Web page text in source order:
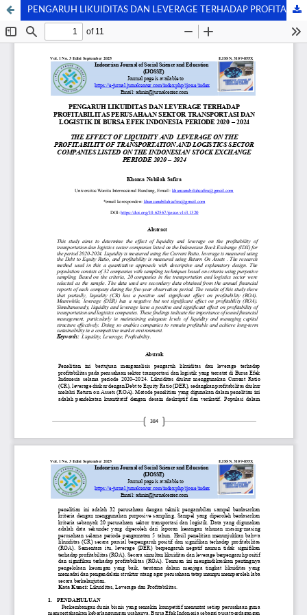
PENGARUH LIKUIDITAS DAN LEVERAGE TERHADAP PROFITABILITAS PERUSAHAAN SEKTOR TRANSPORTASI DAN LOGISTIK DI BURSA EFEK INDONESIA PERIODE 2020 – 2024